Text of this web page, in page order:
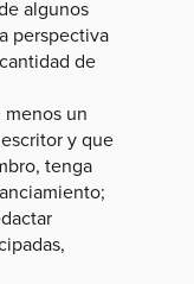
algunos
perspectiva
de
menos un
y que
tenga